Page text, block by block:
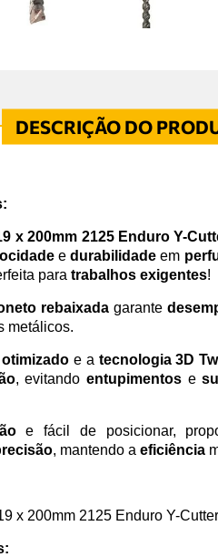
x 200mm 2125 Enduro Y-
edurabilidade em
para trabalhos exigentes!
rebaixada garante
metálicos.
e a tecnologia 3D
, evitandoentupimentos e
e fácil de posicionar,
, mantendo a eficiência
x 200mm 2125 Enduro Y-